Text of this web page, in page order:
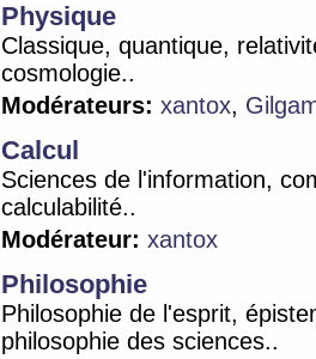
Physique
Classique, quantique,
cosmologie..
Modérateurs: xantox,
Calcul
Sciences de l'information,
calculabilité..
Modérateur: xantox
Philosophie
Philosophie de l'esprit,
philosophie des sciences..